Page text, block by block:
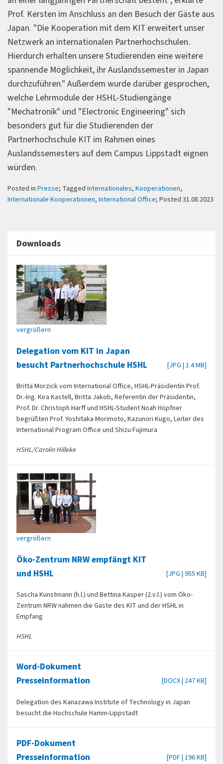
Prof. Kersten im Anschluss an den Besuch der Gäste aus
Japan. "Die Kooperation mit dem KIT erweitert unser
Netzwerk an internationalen Partnerhochschulen.
Hierdurch erhalten unsere Studierenden eine weitere
spannende Möglichkeit, ihr Auslandssemester in Japan
durchzuführen." Außerdem wurde darüber gesprochen,
welche Lehrmodule der HSHL-Studiengänge
"Mechatronik" und "Electronic Engineering" sich
besonders gut für die Studierenden der
Partnerhochschule KIT im Rahmen eines
Auslandssemesters auf dem Campus Lippstadt eignen
würden.
Posted in Presse; Tagged Internationales, Kooperationen,
Internationale Kooperationen, International Office; Posted 31.08.2023
Downloads
vergrößern
Delegation vom KIT in Japan
besucht Partnerhochschule HSHL
[JPG | 1.4 MB]
Britta Morzick vom International Office, HSHL-Präsidentin Prof.
Dr.-Ing. Kira Kastell, Britta Jakob, Referentin der Präsidentin,
Prof. Dr. Christoph Harff und HSHL-Student Noah Höpfner
begrüßten Prof. Yoshitaka Morimoto, Kazunori Kugo, Leiter des
International Program Office und Shizu Fujimura
HSHL/Carolin Hilleke
vergrößern
Öko-Zentrum NRW empfängt KIT
und HSHL
[JPG | 955 KB]
Sascha Kunstmann (h.l.) und Bettina Kasper (2.v.l.) vom Öko-
Zentrum NRW nahmen die Gäste des KIT und der HSHL in
Empfang
HSHL
Word-Dokument
Presseinformation
[DOCX | 247 KB]
Delegation des Kanazawa Institute of Technology in Japan
besucht die Hochschule Hamm-Lippstadt
PDF-Dokument
Presseinformation
[PDF | 196 KB]